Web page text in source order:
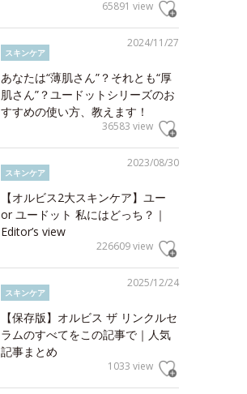
65891 view
2024/11/27
スキンケア
あなたは“薄肌さん”？それとも“厚
肌さん”？ユードットシリーズのお
すすめの使い方、教えます！
36583 view
2023/08/30
スキンケア
【オルビス2大スキンケア】ユー
or ユードット 私にはどっち？｜
Editor’s view
226609 view
2025/12/24
スキンケア
【保存版】オルビス ザ リンクルセ
ラムのすべてをこの記事で｜人気
記事まとめ
1033 view